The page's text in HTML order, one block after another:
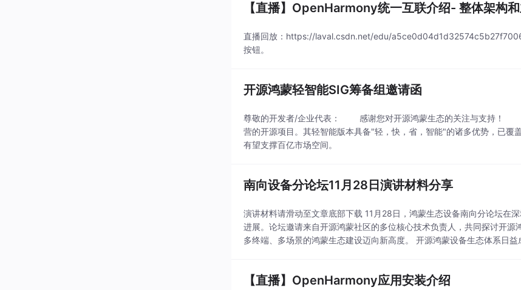
【直播】OpenHarmony统一互联介绍- 整体架构
直播回放：https://laval.csdn.net/edu/
按钮。
开源鸿蒙轻智能SIG筹备组邀请函
尊敬的开发者/企业代表： 感谢您对开源鸿蒙生态的关注与支持！
营的开源项目。其轻智能版本具备"轻，快，省，智能"的诸多优势，已覆
有望支撑百亿市场空间。
南向设备分论坛11月28日演讲材料分享
演讲材料请滑动至文章底部下载 11月28日，鸿蒙生态设备南向分论坛在
进展。论坛邀请来自开源鸿蒙社区的多位核心技术负责人，共同探讨开
多终端、多场景的鸿蒙生态建设迈向新高度。 开源鸿蒙设备生态体系日益成熟 论坛伊始，开源鸿蒙项目群工作委员会执行主
【直播】OpenHarmony应用安装介绍